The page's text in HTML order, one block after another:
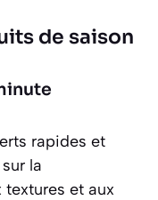
de saison
rapides et
la
et aux